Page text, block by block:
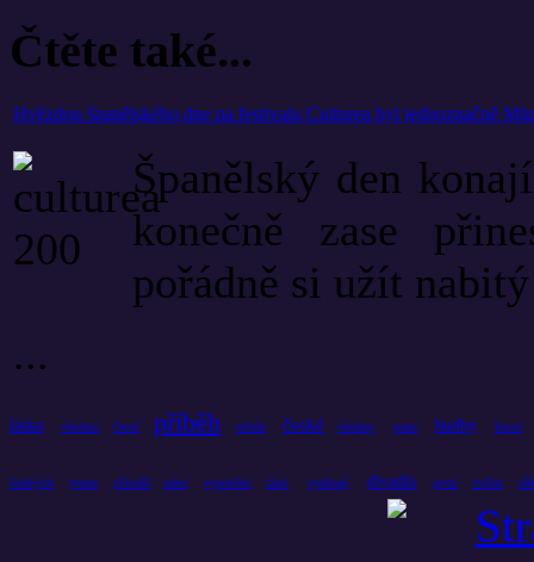
Čtěte také...
Hvězdou španělského dne na festivalu Culturea byl jednoznačně
Španělský den
konečně zase
pořádně si užít
...
láska všechno čtení příběh ročník české všechny praze hudby které
českých rytmu přináší srdce vyprávění slaví vydávají divadla první zvířat